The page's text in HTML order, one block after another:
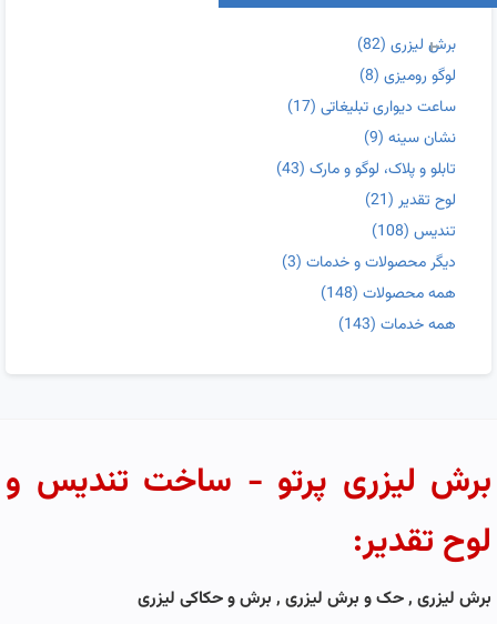
برش لیزری (82)
لوگو رومیزی (8)
ساعت دیواری تبلیغاتی (17)
نشان سینه (9)
تابلو و پلاک، لوگو و مارک (43)
لوح تقدیر (21)
تندیس (108)
دیگر محصولات و خدمات (3)
همه محصولات (148)
همه خدمات (143)
برش لیزری پرتو - ساخت تندیس و
لوح تقدیر:
برش لیزری , حک و برش لیزری , برش و حکاکی لیزری